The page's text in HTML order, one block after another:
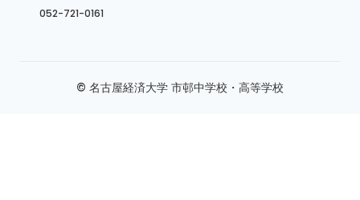
052-721-0161
© 名古屋経済大学 市邨中学校・高等学校